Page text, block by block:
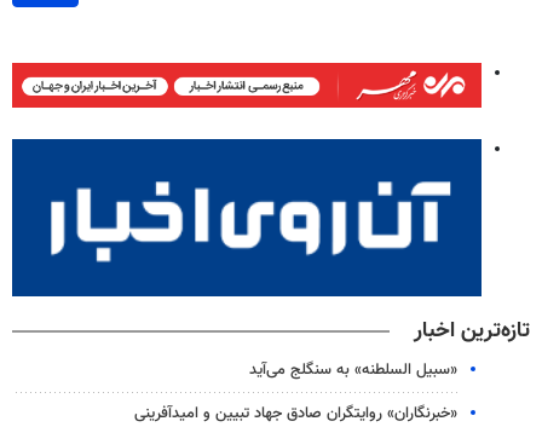
تازه‌ترین اخبار
«سبیل السلطنه» به سنگلج می‌آید
«خبرنگاران» روایتگران صادق جهاد تبیین و امیدآفرینی